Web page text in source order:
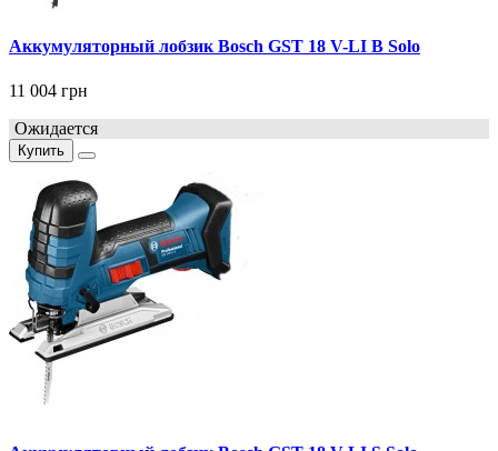
Аккумуляторный лобзик Bosch GST 18 V-LI B Solo
11 004 грн
Ожидается
Купить